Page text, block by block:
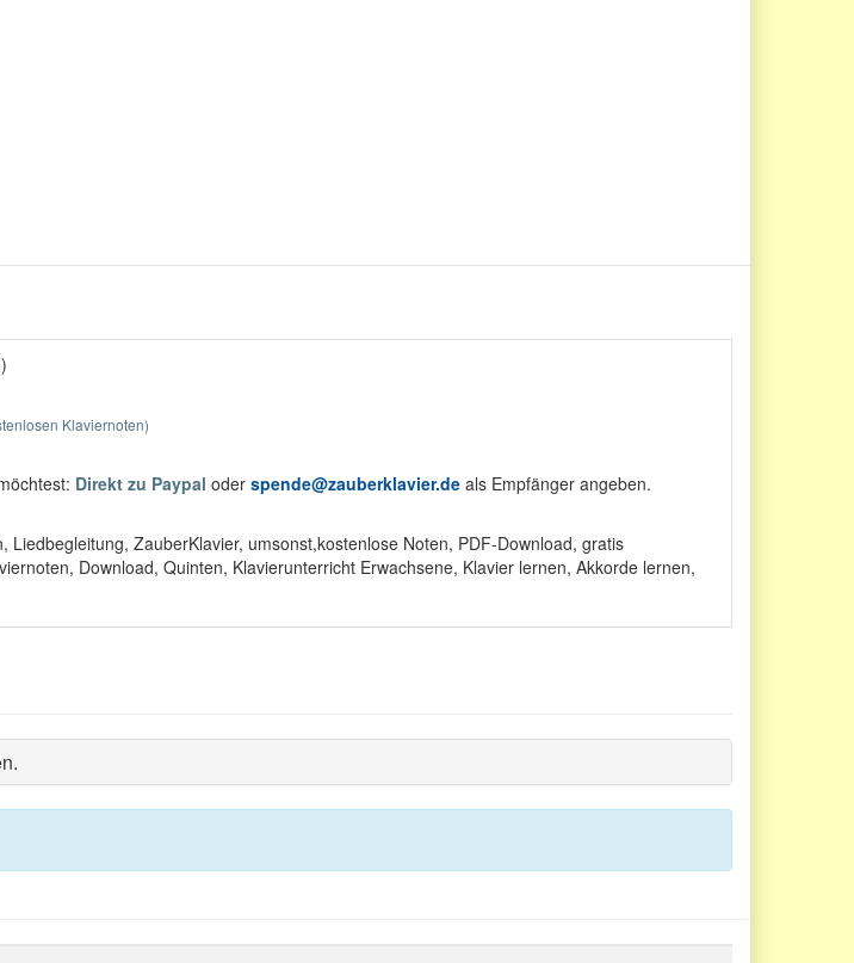
Klaviernoten)
Direkt zu Paypal oder spende@zauberklavier.de als Empfänger angeben.
Liedbegleitung, ZauberKlavier, umsonst,kostenlose Noten, PDF-Download, gratis
Download, Quinten, Klavierunterricht Erwachsene, Klavier lernen, Akkorde lernen,